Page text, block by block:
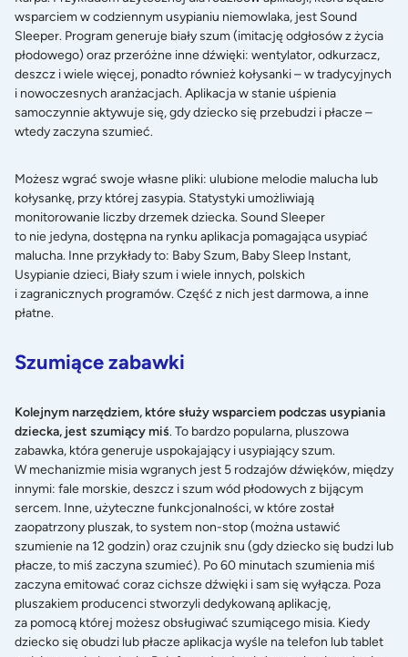
wsparciem w codziennym usypianiu niemowlaka, jest Sound
Sleeper. Program generuje biały szum (imitację odgłosów z życia
płodowego) oraz przeróżne inne dźwięki: wentylator, odkurzacz,
deszcz i wiele więcej, ponadto również kołysanki – w tradycyjnych
i nowoczesnych aranżacjach. Aplikacja w stanie uśpienia
samoczynnie aktywuje się, gdy dziecko się przebudzi i płacze –
wtedy zaczyna szumieć.
Możesz wgrać swoje własne pliki: ulubione melodie malucha lub
kołysankę, przy której zasypia. Statystyki umożliwiają
monitorowanie liczby drzemek dziecka. Sound Sleeper
to nie jedyna, dostępna na rynku aplikacja pomagająca usypiać
malucha. Inne przykłady to: Baby Szum, Baby Sleep Instant,
Usypianie dzieci, Biały szum i wiele innych, polskich
i zagranicznych programów. Część z nich jest darmowa, a inne
płatne.
Szumiące zabawki
Kolejnym narzędziem, które służy wsparciem podczas usypiania
dziecka, jest szumiący miś. To bardzo popularna, pluszowa
zabawka, która generuje uspokajający i usypiający szum.
W mechanizmie misia wgranych jest 5 rodzajów dźwięków, między
innymi: fale morskie, deszcz i szum wód płodowych z bijącym
sercem. Inne, użyteczne funkcjonalności, w które został
zaopatrzony pluszak, to system non-stop (można ustawić
szumienie na 12 godzin) oraz czujnik snu (gdy dziecko się budzi lub
płacze, to miś zaczyna szumieć). Po 60 minutach szumienia miś
zaczyna emitować coraz cichsze dźwięki i sam się wyłącza. Poza
pluszakiem producenci stworzyli dedykowaną aplikację,
za pomocą której możesz obsługiwać szumiącego misia. Kiedy
dziecko się obudzi lub płacze aplikacja wyśle na telefon lub tablet